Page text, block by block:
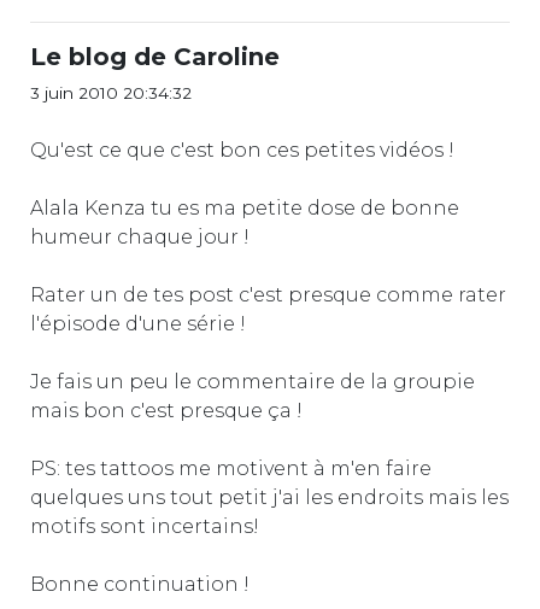
Le blog de Caroline
3 juin 2010 20:34:32
Qu'est ce que c'est bon ces petites vidéos !
Alala Kenza tu es ma petite dose de bonne
humeur chaque jour !
Rater un de tes post c'est presque comme rater
l'épisode d'une série !
Je fais un peu le commentaire de la groupie
mais bon c'est presque ça !
PS: tes tattoos me motivent à m'en faire
quelques uns tout petit j'ai les endroits mais les
motifs sont incertains!
Bonne continuation !